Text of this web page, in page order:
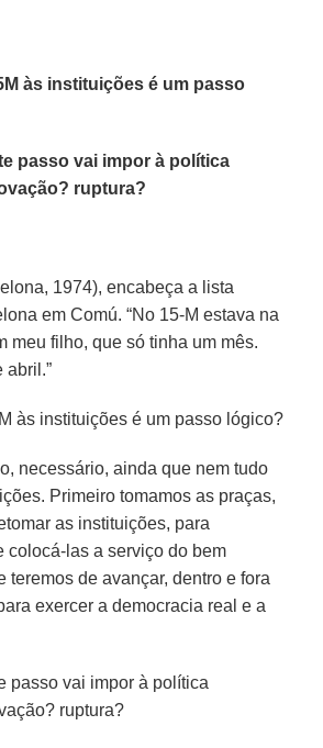
às instituições é um passo
passo vai impor à política
ruptura?
1974), encabeça a lista
em Comú. “No 15-M estava na
meu filho, que só tinha um mês.
abril.”
às instituições é um passo lógico?
necessário, ainda que nem tudo
Primeiro tomamos as praças,
as instituições, para
colocá-las a serviço do bem
teremos de avançar, dentro e fora
exercer a democracia real e a
passo vai impor à política
ruptura?